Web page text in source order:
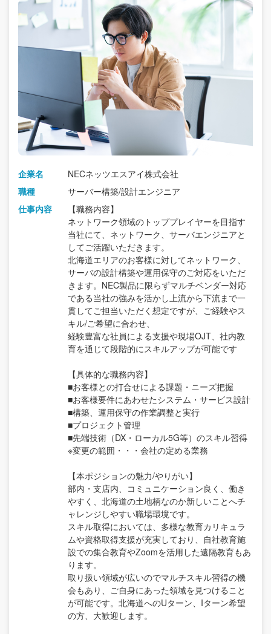
企業名
NECネッツエスアイ株式会社
職種
サーバー構築/設計エンジニア
仕事内容
【職務内容】
ネットワーク領域のトッププレイヤーを目指す
当社にて、ネットワーク、サーバエンジニアと
してご活躍いただきます。
北海道エリアのお客様に対してネットワーク、
サーバの設計構築や運用保守のご対応をいただ
きます。NEC製品に限らずマルチベンダー対応
である当社の強みを活かし上流から下流まで一
貫してご担当いただく想定ですが、ご経験やス
キル/ご希望に合わせ、
経験豊富な社員による支援や現場OJT、社内教
育を通じて段階的にスキルアップが可能です
【具体的な職務内容】
■お客様との打合せによる課題・ニーズ把握
■お客様要件にあわせたシステム・サービス設計
■構築、運用保守の作業調整と実行
■プロジェクト管理
■先端技術（DX・ローカル5G等）のスキル習得
※変更の範囲・・・会社の定める業務
【本ポジションの魅力/やりがい】
部内・支店内、コミュニケーション良く、働き
やすく、北海道の土地柄なのか新しいことへチ
ャレンジしやすい職場環境です。
スキル取得においては、多様な教育カリキュラ
ムや資格取得支援が充実しており、自社教育施
設での集合教育やZoomを活用した遠隔教育もあ
ります。
取り扱い領域が広いのでマルチスキル習得の機
会もあり、ご自身にあった領域を見つけること
が可能です。北海道へのUターン、Iターン希望
の方、大歓迎します。